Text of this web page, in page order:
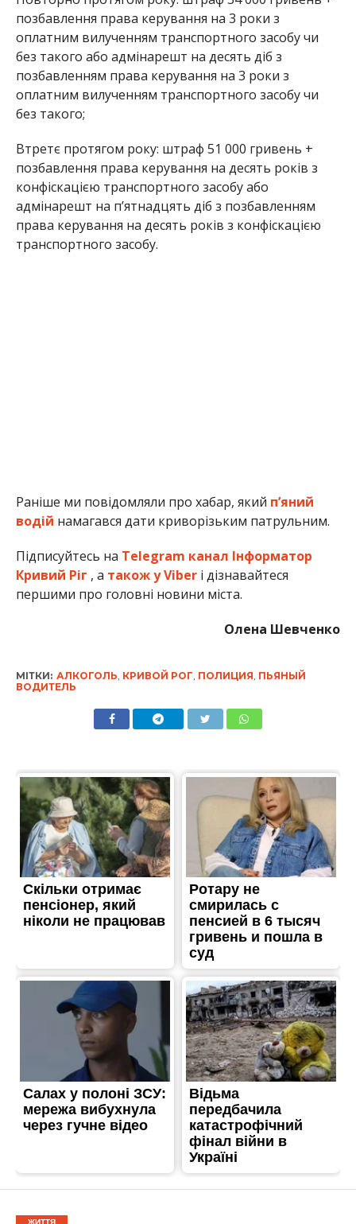
позбавлення права керування на 3 роки з
оплатним вилученням транспортного засобу чи
без такого або адмінарешт на десять діб з
позбавленням права керування на 3 роки з
оплатним вилученням транспортного засобу чи
без такого;
Втретє протягом року: штраф 51 000 гривень +
позбавлення права керування на десять років з
конфіскацією транспортного засобу або
адмінарешт на п’ятнадцять діб з позбавленням
права керування на десять років з конфіскацією
транспортного засобу.
Раніше ми повідомляли про хабар, який п’яний
водій намагався дати криворізьким патрульним.
Підписуйтесь на Telegram канал Інформатор
Кривий Ріг , а також у Viberі дізнавайтеся
першими про головні новини міста.
Олена Шевченко
МІТКИ: АЛКОГОЛЬ КРИВОЙ РОГ ПОЛИЦИЯ ПЬЯНЫЙ
ВОДИТЕЛЬ
ЖИТТЯ